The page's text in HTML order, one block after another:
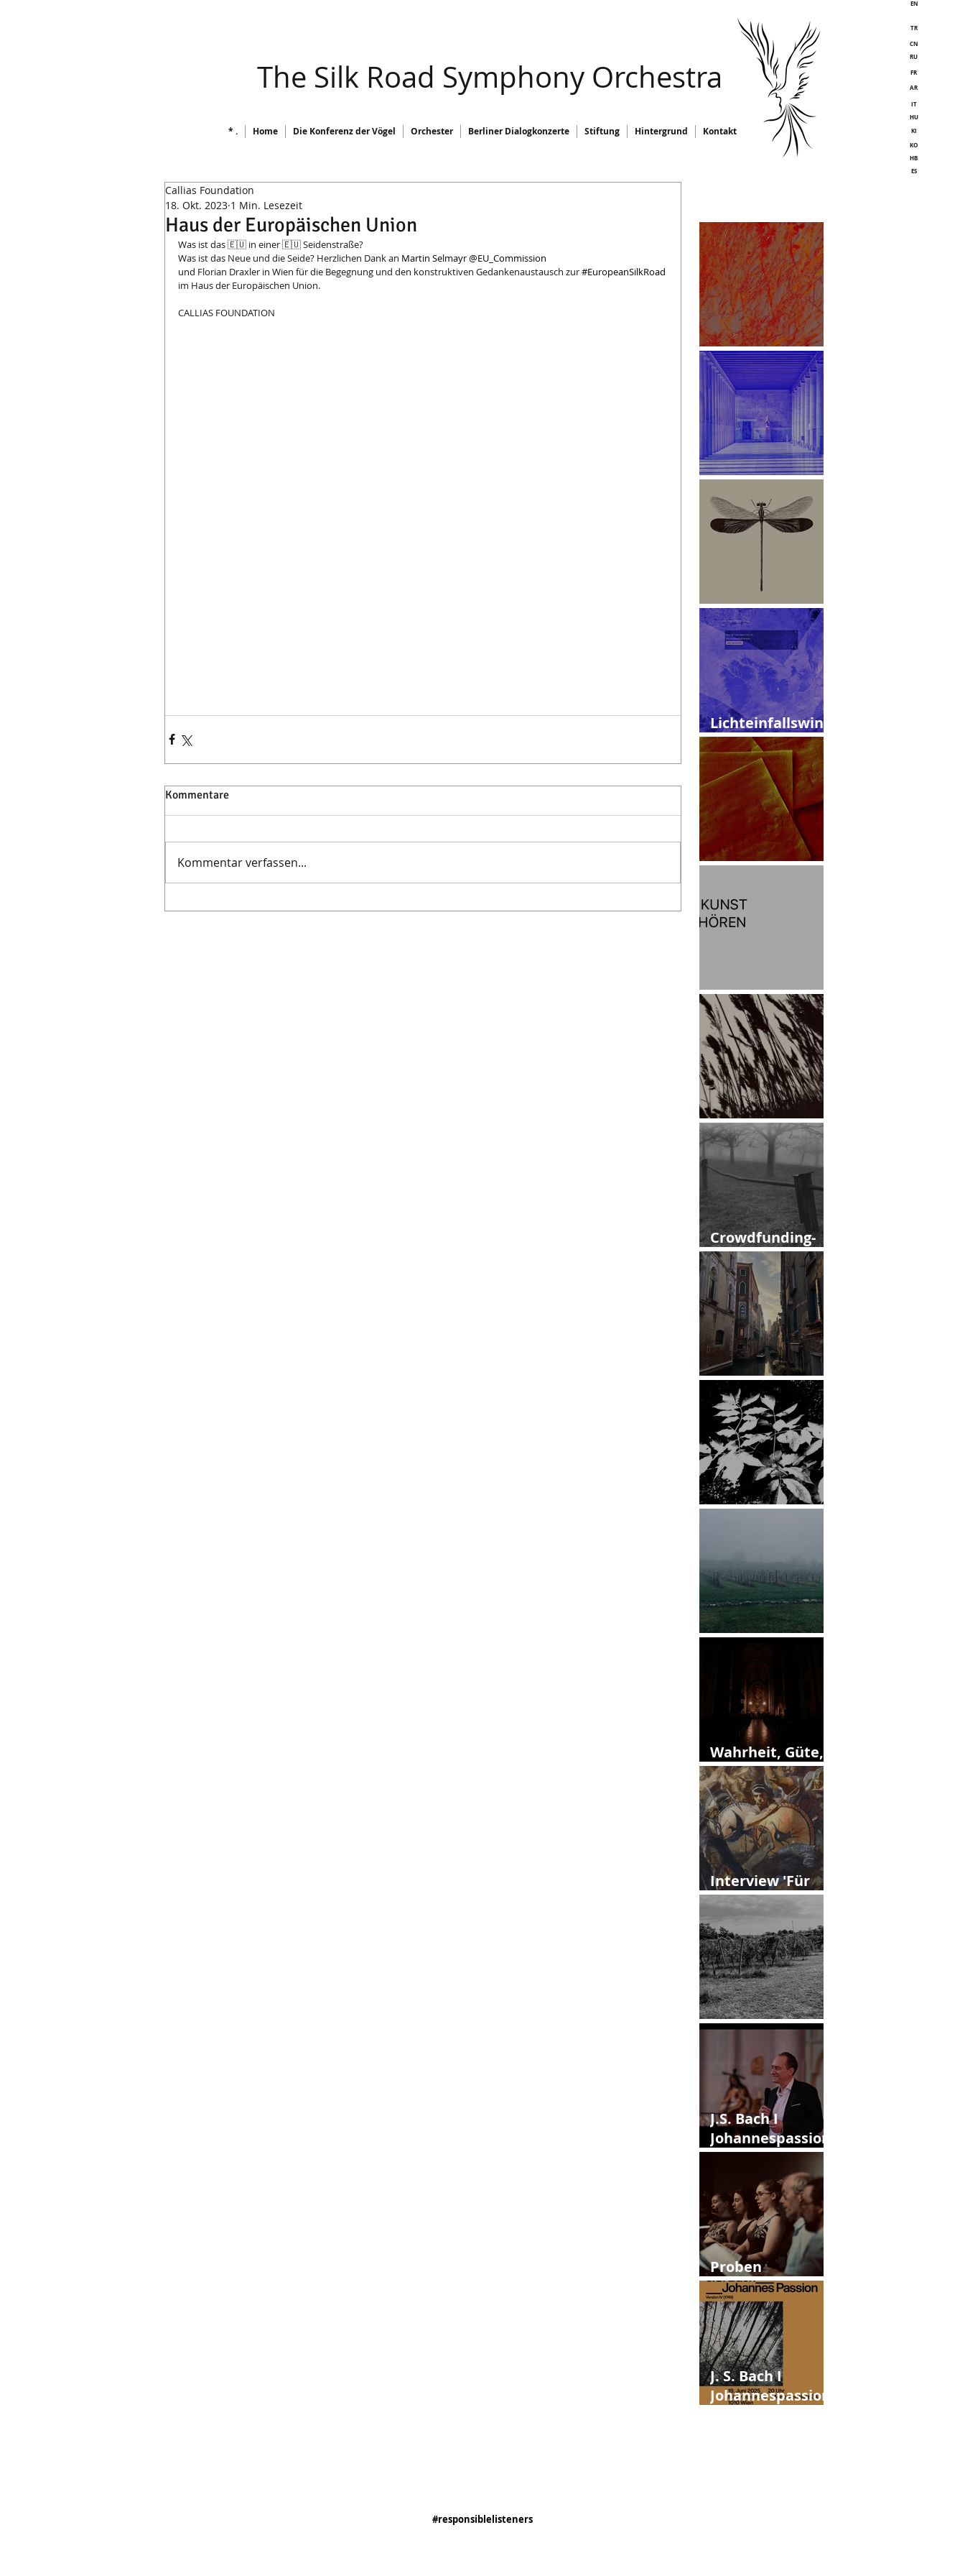
​ The Silk Road Symphony Orchestra
* . Home Die Konferenz der Vögel Orchester Berliner Dialogkonzerte Stiftung Hintergrund Kontakt
EN
TR
CN
RU
FR
AR
IT
HU
KI
KO
HB
ES
Haus der Europäischen Union
Callias Foundation
18. Okt. 2023 1 Min. Lesezeit
Was ist das 🇪🇺 in einer 🇪🇺 Seidenstraße?
Was ist das Neue und die Seide? Herzlichen Dank an Martin Selmayr@EU_Commission
und Florian Draxler in Wien für die Begegnung und den konstruktiven Gedankenaustausch zur #EuropeanSilkRoad
im Haus der Europäischen Union.
CALLIAS FOUNDATION
Kommentare
Kommentar verfassen...
White Paper
Stoa des Attalos
Libelle
Lichteinfallswink
el
Skizzen
Leitmotiv
März
Crowdfunding-
Kampagne
Venedig
ESRCF
13. Callias Abend
Wahrheit, Güte,
Schönheit?
Interview 'Für
Vielfalt'
12. Callias Abend
J.S. Bach I
Johannespassion
I Version IV
Proben
Johannespassion
J. S. Bach I
Johannespassion
#responsiblelisteners